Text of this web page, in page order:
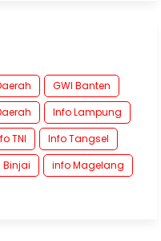
GWI Banten
Info Lampung
TNI
Info Tangsel
Binjai
info Magelang